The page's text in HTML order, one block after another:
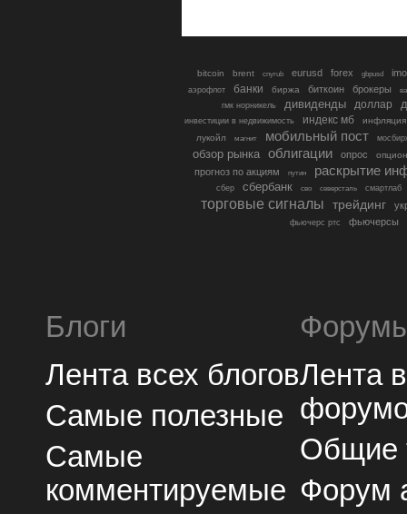
bitcoin brent cnyrub eurusd forex gbpusd
аэрофлот банки биржа биткоин брокеры
гмк норникель
дивиденды доллар
инвестиции в недвижимость индекс мб
инфляция
лукойл
магнит мобильный пост
обзор рынка облигации опрос
прогноз по акциям путин раскрытие
сбер сбербанк сво северсталь смартлаб
торговые сигналы трейдинг
фьючерс ртс фьючерсы
Блоги
Лента всех блогов
Самые полезные
Самые
комментируемые
Лента
Общие
Форум